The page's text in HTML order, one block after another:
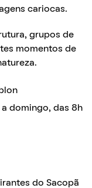
cariocas.
grupos de
momentos de
a domingo, das 8h
do Sacopã